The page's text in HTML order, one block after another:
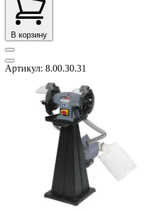
В корзину
Артикул: 8.00.30.31